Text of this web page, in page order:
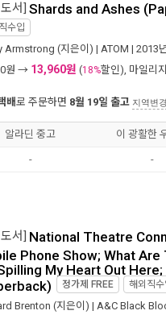
서] Shards and Ashes
수입
Armstrong (지은이) | ATOM | 2013
원 → 13,960원 (18%할인), 마일리지
배로 주문하면 8월 19일 출고 지역변경
알라딘 중고 이 광활한
- -
서] National Theatre
Phone Show; What Are
My Heart Out
정가제 FREE 해외직수
Brenton (지은이) | A&C Black